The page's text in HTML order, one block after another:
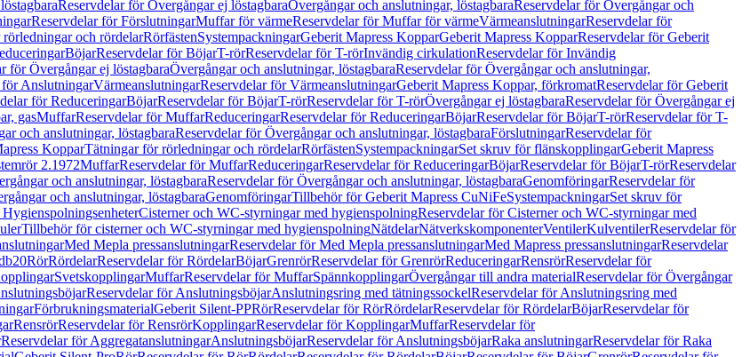
Reservdelar för Övergångar ej löstagbaraÖvergångar och anslutningar, löstagbaraReservdelar för Övergångar och
Reservdelar för FörslutningarMuffar för värmeReservdelar för Muffar för värmeVärmeanslutningarReservdelar för
och rördelarRörfästenSystempackningarGeberit Mapress KopparGeberit Mapress KopparReservdelar för Geberit
BöjarReservdelar för BöjarT-rörReservdelar för T-rörInvändig cirkulationReservdelar för Invändig
för Övergångar ej löstagbaraÖvergångar och anslutningar, löstagbaraReservdelar för Övergångar och anslutningar,
AnslutningarVärmeanslutningarReservdelar för VärmeanslutningarGeberit Mapress Koppar, förkromatReservdelar för Geberit
för ReduceringarBöjarReservdelar för BöjarT-rörReservdelar för T-rörÖvergångar ej löstagbaraReservdelar för Övergångar ej
gasMuffarReservdelar för MuffarReduceringarReservdelar för ReduceringarBöjarReservdelar för BöjarT-rörReservdelar för T-
och anslutningar, löstagbaraReservdelar för Övergångar och anslutningar, löstagbaraFörslutningarReservdelar för
KopparTätningar för rörledningar och rördelarRörfästenSystempackningarSet skruv för flänskopplingarGeberit Mapress
2.1972MuffarReservdelar för MuffarReduceringarReservdelar för ReduceringarBöjarReservdelar för BöjarT-rörReservdelar
och anslutningar, löstagbaraReservdelar för Övergångar och anslutningar, löstagbaraGenomföringarReservdelar för
och anslutningar, löstagbaraGenomföringarTillbehör för Geberit Mapress CuNiFeSystempackningarSet skruv för
Cisterner och WC-styrningar med hygienspolningReservdelar för Cisterner och WC-styrningar med
Tillbehör för cisterner och WC-styrningar med hygienspolningNätdelarNätverkskomponenterVentilerKulventilerReservdelar för
Med Mepla pressanslutningarReservdelar för Med Mepla pressanslutningarMed Mapress pressanslutningarReservdelar
RörRördelarReservdelar för RördelarBöjarGrenrörReservdelar för GrenrörReduceringarRensrörReservdelar för
SvetskopplingarMuffarReservdelar för MuffarSpännkopplingarÖvergångar till andra materialReservdelar för Övergångar
Reservdelar för AnslutningsböjarAnslutningsring med tätningssockelReservdelar för Anslutningsring med
FörbrukningsmaterialGeberit Silent-PPRörReservdelar för RörRördelarReservdelar för RördelarBöjarReservdelar för
RensrörReservdelar för RensrörKopplingarReservdelar för KopplingarMuffarReservdelar för
Reservdelar för AggregatanslutningarAnslutningsböjarReservdelar för AnslutningsböjarRaka anslutningarReservdelar för Raka